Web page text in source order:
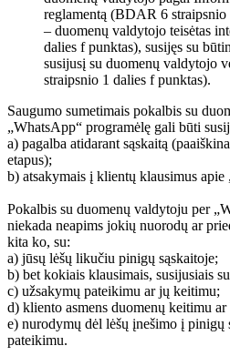
reglamentą (BDAR 6
– duomenų valdytojo teisėtas
dalies f punktas), susijęs su
susijusį su duomenų valdytojo
straipsnio 1 dalies f punktas).
Saugumo sumetimais pokalbis su
„WhatsApp“ programėlę gali būti
a) pagalba atidarant sąskaitą
etapus);
b) atsakymais į klientų klausimus
Pokalbis su duomenų valdytoju per
niekada neapims jokių nuorodų ar
kita ko, su:
a) jūsų lėšų likučiu pinigų sąskaitoje;
b) bet kokiais klausimais, susijusiais
c) užsakymų pateikimu ar jų keitimu;
d) kliento asmens duomenų keitimu
e) nurodymų dėl lėšų įnešimo į pinigų
pateikimu.